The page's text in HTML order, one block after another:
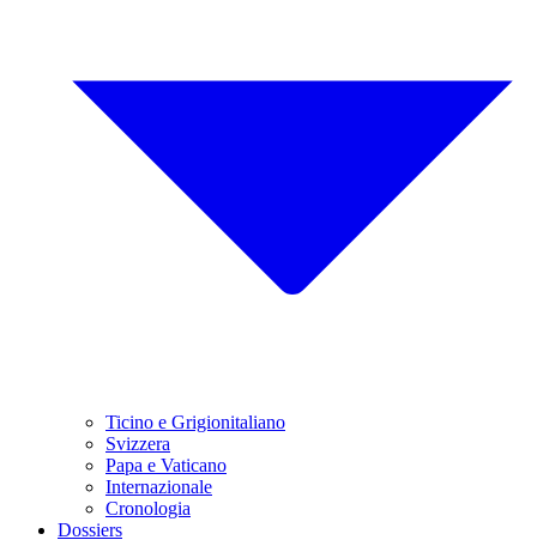
Ticino e Grigionitaliano
Svizzera
Papa e Vaticano
Internazionale
Cronologia
Dossiers